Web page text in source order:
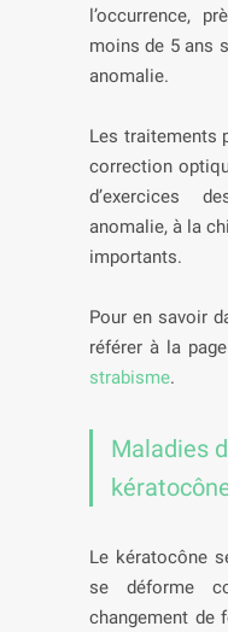
l’occurrence,
moins de 5 ans
anomalie.
Les traitements
correction
d’exercices
anomalie, à la
importants.
Pour en savoir
référer à la
strabisme.
Maladies
Le kératocône
se déforme
changement de